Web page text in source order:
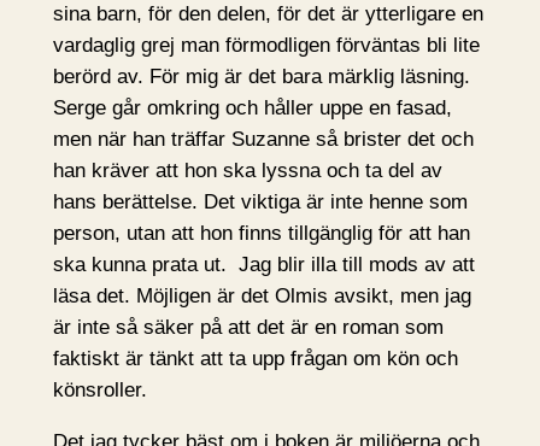
sina barn, för den delen, för det är ytterligare en
vardaglig grej man förmodligen förväntas bli lite
berörd av. För mig är det bara märklig läsning.
Serge går omkring och håller uppe en fasad,
men när han träffar Suzanne så brister det och
han kräver att hon ska lyssna och ta del av
hans berättelse. Det viktiga är inte henne som
person, utan att hon finns tillgänglig för att han
ska kunna prata ut. Jag blir illa till mods av att
läsa det. Möjligen är det Olmis avsikt, men jag
är inte så säker på att det är en roman som
faktiskt är tänkt att ta upp frågan om kön och
könsroller.
Det jag tycker bäst om i boken är miljöerna och